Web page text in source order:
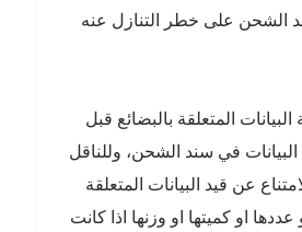
الشحن على خطر التنازل عنه
المتعلقة بالبضائع قبل
في سند الشحن، وللناقل
عن قيد البيانات المتعلقة
او كميتها او وزنها اذا كانت